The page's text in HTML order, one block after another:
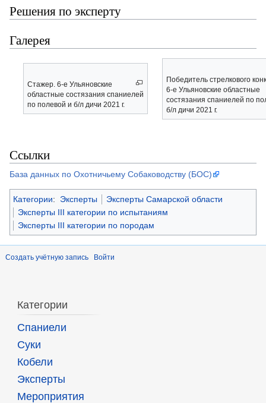
Решения по эксперту
Галерея
Стажер. 6-е Ульяновские
областные состязания спаниелей
по полевой и б/л дичи 2021 г.
Победитель стрелкового
6-е Ульяновские областные
состязания спаниелей по
б/л дичи 2021 г.
Ссылки
База данных по Охотничьему Собаководству (БОС)
Категории: Эксперты
Эксперты Самарской области
Эксперты III категории по испытаниям
Эксперты III категории по породам
Создать учётную запись Войти
Категории
Спаниели
Суки
Кобели
Эксперты
Мероприятия